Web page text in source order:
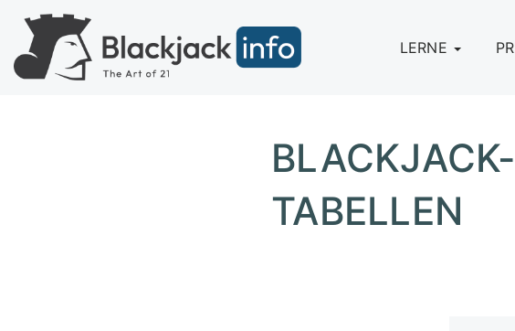
LERNE
TABELLEN